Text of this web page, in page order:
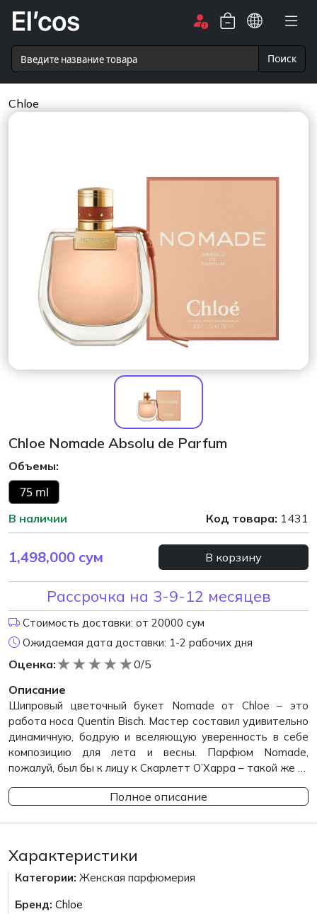
Поиск
Chloe
Chloe Nomade Absolu de Parfum
Объемы:
75 ml
В наличии Код товара: 1431
1,498,000 сум В корзину
Рассрочка на 3-9-12 месяцев
Стоимость доставки: от 20000 сум
Ожидаемая дата доставки: 1-2 рабочих дня
Оценка: ★
★
★
★
★
0/5
Описание
Шипровый цветочный букет Nomade от Chloe – это
работа носа Quentin Bisch. Мастер составил удивительно
динамичную, бодрую и вселяющую уверенность в себе
композицию для лета и весны. Парфюм Nomade,
пожалуй, был бы к лицу к Скарлетт О’Харра – такой же …
Полное описание
Характеристики
Категории: Женская парфюмерия
Бренд: Chloe